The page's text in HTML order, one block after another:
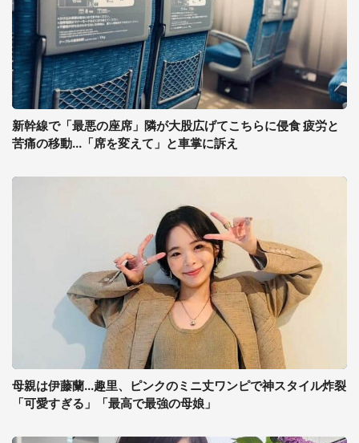
新幹線で「最悪の座席」隣が大股広げてこちらに侵食 疲労と
苦痛の移動...「席を変えて」と車掌に訴え
母親は伊藤蘭...趣里、ピンクのミニ丈ワンピで神スタイル炸裂
「可愛すぎる」「最高で最強の母娘」